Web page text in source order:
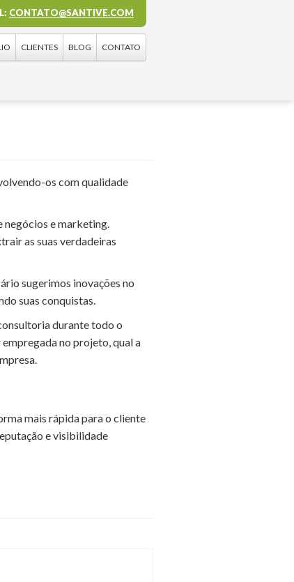
CONTATO@SANTIVE.COM
CLIENTES BLOG CONTATO
os com qualidade
negócios e marketing.
as suas verdadeiras
sugerimos inovações no
suas conquistas.
durante todo o
no projeto, qual a
mais rápida para o cliente
e visibilidade